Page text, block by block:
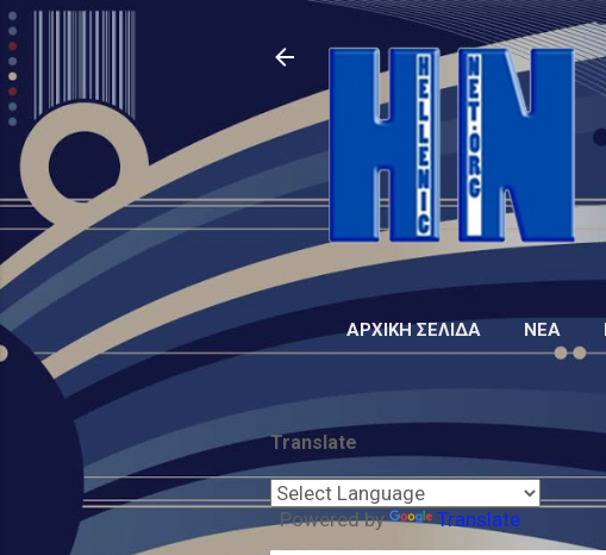
ΑΡΧΙΚΉ ΣΕΛΊΔΑ ΝΈΑ
Translate
Powered by Translate